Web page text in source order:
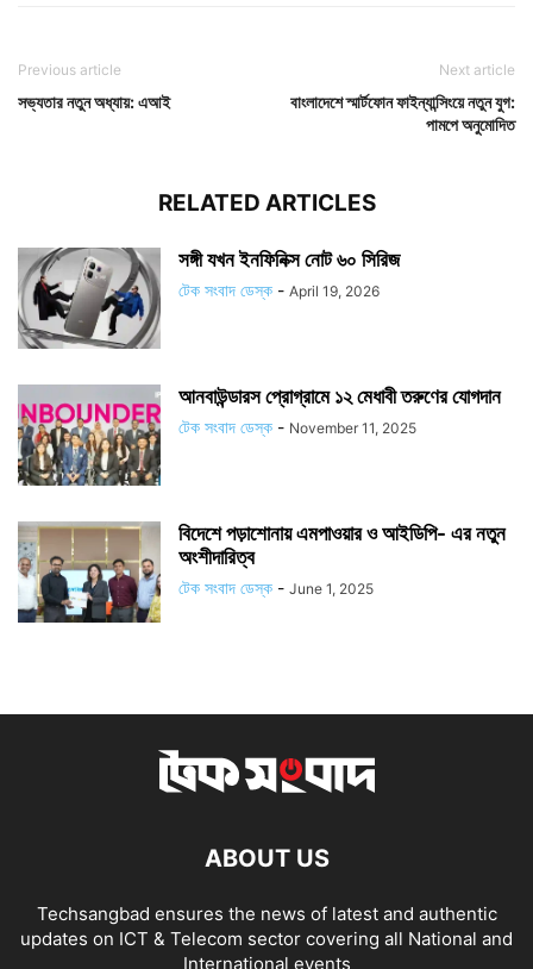
Previous article
সভ্যতার নতুন অধ্যায়: এআই
Next article
বাংলাদেশে স্মার্টফোন ফাইন্যান্সিংয়ে নতুন যুগ:
পামপে অনুমোদিত
RELATED ARTICLES
সঙ্গী যখন ইনফিনিক্স নোট ৬০ সিরিজ
টেক সংবাদ ডেস্ক - April 19, 2026
আনবাউন্ডারস প্রোগ্রামে ১২ মেধাবী তরুণের যোগদান
টেক সংবাদ ডেস্ক - November 11, 2025
বিদেশে পড়াশোনায় এমপাওয়ার ও আইডিপি- এর নতুন
অংশীদারিত্ব
টেক সংবাদ ডেস্ক - June 1, 2025
ABOUT US
Techsangbad ensures the news of latest and authentic
updates on ICT & Telecom sector covering all National and
International events